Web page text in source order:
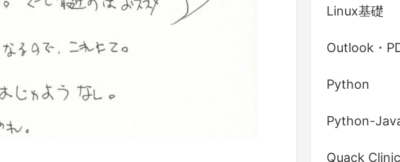
Linux基礎
Outlook・
Python
Python-
Quack